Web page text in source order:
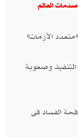
العالم
الأزمات»
وصعوبة
الفساد فى